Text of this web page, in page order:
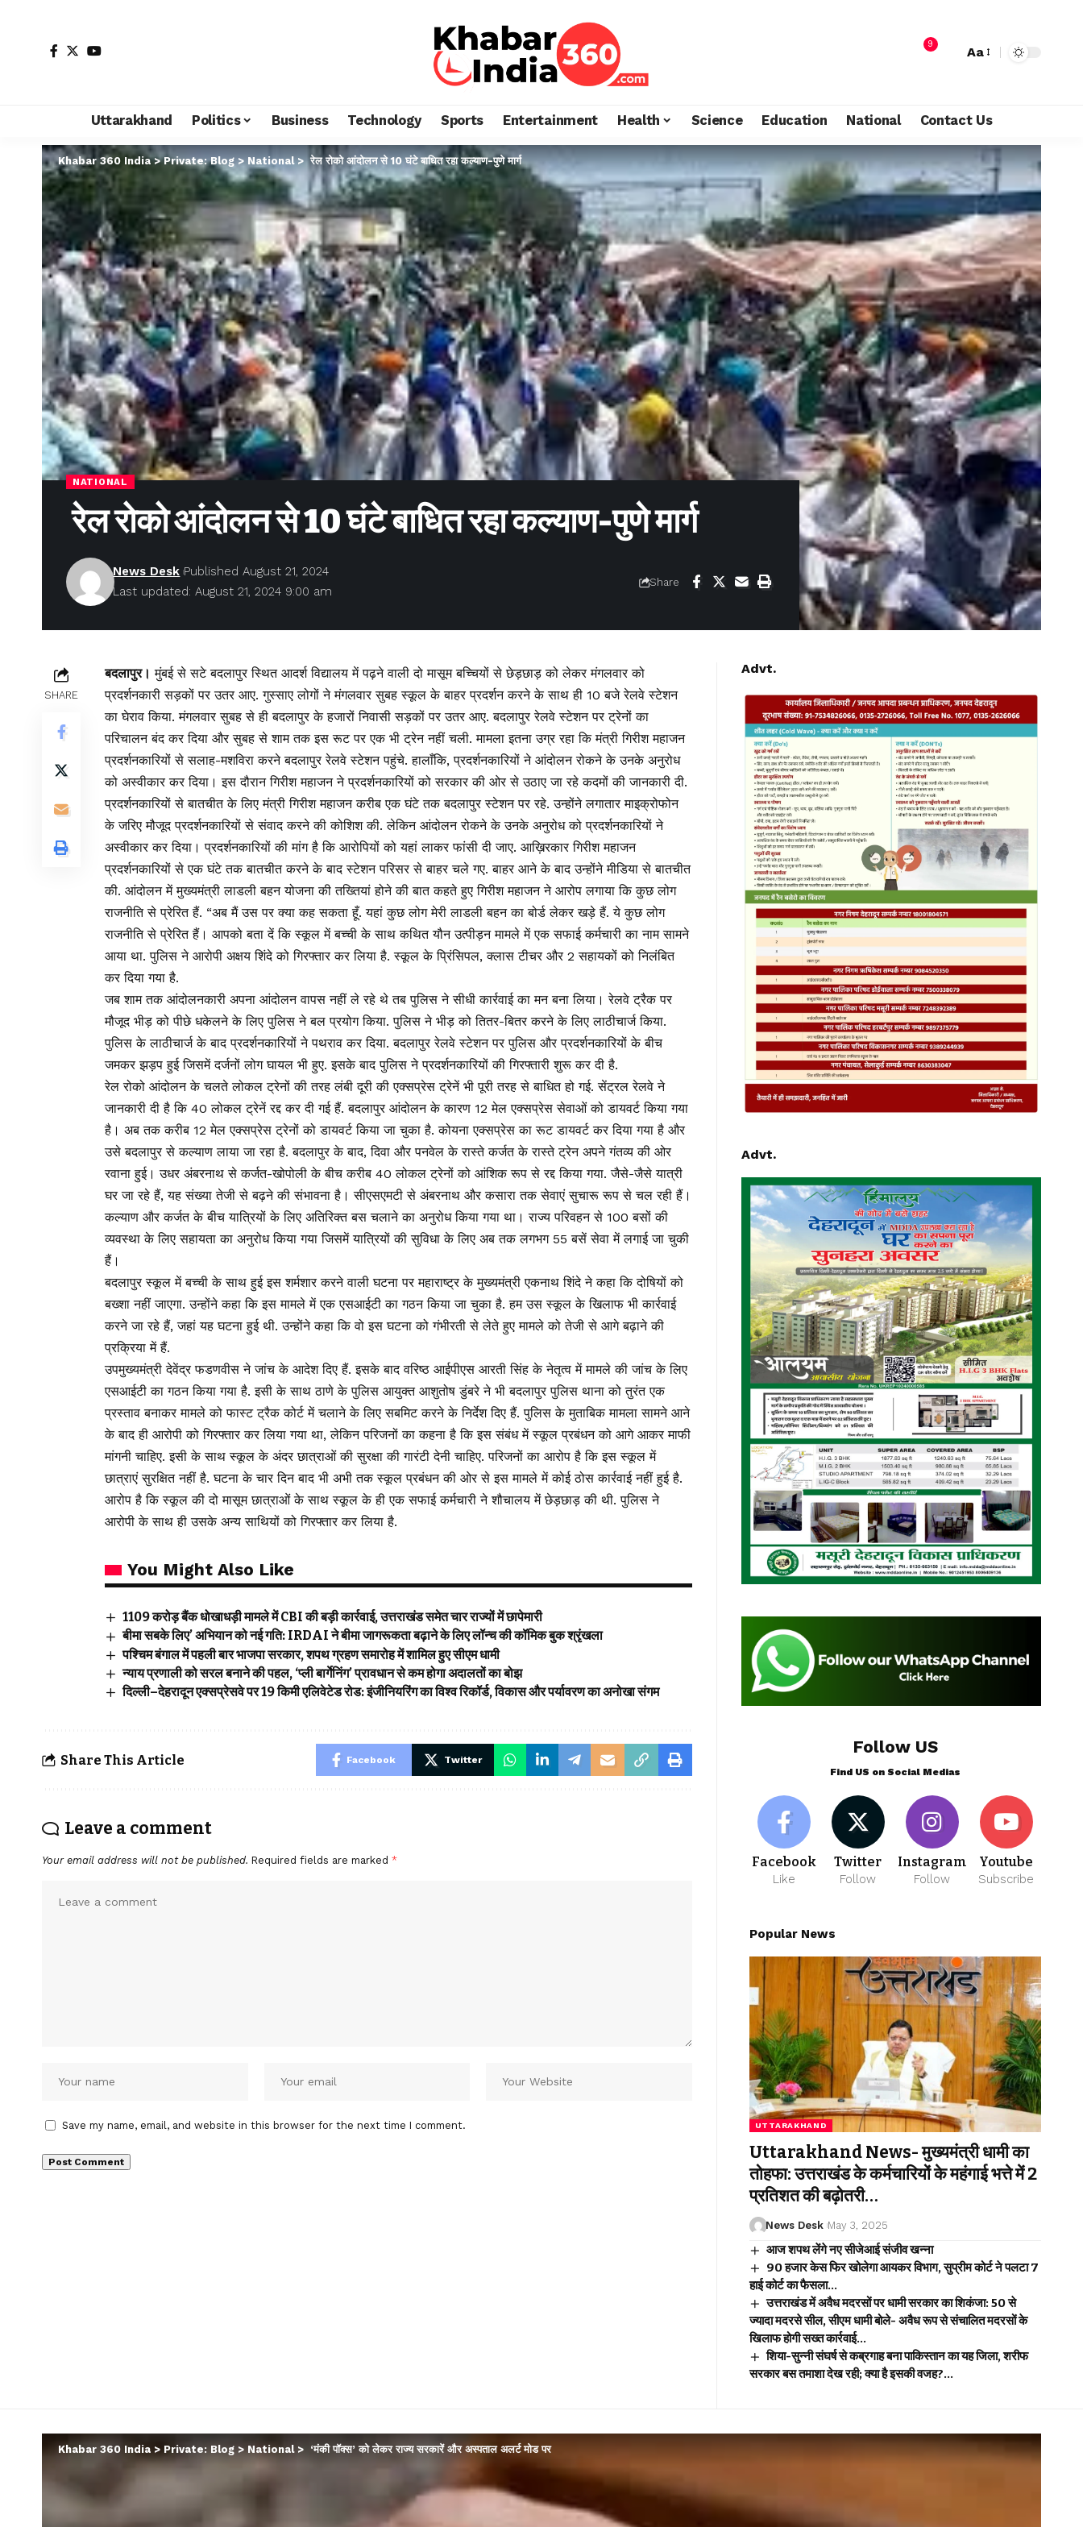
9
Aa
Uttarakhand Politics Business Technology Sports Entertainment Health Science Education National Contact Us
Khabar 360 India>Private: Blog > National>रेल रोको आंदोलन से 10 घंटे बाधित रहा कल्याण-पुणे मार्ग
NATIONAL
रेल रोको आंदोलन से 10 घंटे बाधित रहा कल्याण-पुणे मार्ग
Last updated: August 21, 2024 9:00 am
News Desk Published August 21, 2024
Share
SHARE
बदलापुर।मुंबई से सटे बदलापुर स्थित आदर्श विद्यालय में पढ़ने वाली दो मासूम बच्चियों से छेड़छाड़ को लेकर मंगलवार को
प्रदर्शनकारी सड़कों पर उतर आए. गुस्साए लोगों ने मंगलवार सुबह स्कूल के बाहर प्रदर्शन करने के साथ ही 10 बजे रेलवे स्टेशन
का घेराव किया. मंगलवार सुबह से ही बदलापुर के हजारों निवासी सड़कों पर उतर आए. बदलापुर रेलवे स्टेशन पर ट्रेनों का
परिचालन बंद कर दिया और सुबह से शाम तक इस रूट पर एक भी ट्रेन नहीं चली. मामला इतना उग्र रहा कि मंत्री गिरीश महाजन
प्रदर्शनकारियों से सलाह-मशविरा करने बदलापुर रेलवे स्टेशन पहुंचे. हालाँकि, प्रदर्शनकारियों ने आंदोलन रोकने के उनके अनुरोध
को अस्वीकार कर दिया। इस दौरान गिरीश महाजन ने प्रदर्शनकारियों को सरकार की ओर से उठाए जा रहे कदमों की जानकारी दी.
प्रदर्शनकारियों से बातचीत के लिए मंत्री गिरीश महाजन करीब एक घंटे तक बदलापुर स्टेशन पर रहे. उन्होंने लगातार माइक्रोफोन
के जरिए मौजूद प्रदर्शनकारियों से संवाद करने की कोशिश की. लेकिन आंदोलन रोकने के उनके अनुरोध को प्रदर्शनकारियों ने
अस्वीकार कर दिया। प्रदर्शनकारियों की मांग है कि आरोपियों को यहां लाकर फांसी दी जाए. आख़िरकार गिरीश महाजन
प्रदर्शनकारियों से एक घंटे तक बातचीत करने के बाद स्टेशन परिसर से बाहर चले गए. बाहर आने के बाद उन्होंने मीडिया से बातचीत
की. आंदोलन में मुख्यमंत्री लाडली बहन योजना की तख्तियां होने की बात कहते हुए गिरीश महाजन ने आरोप लगाया कि कुछ लोग
राजनीति से प्रेरित हैं. “अब मैं उस पर क्या कह सकता हूँ. यहां कुछ लोग मेरी लाडली बहन का बोर्ड लेकर खड़े हैं. ये कुछ लोग
राजनीति से प्रेरित हैं। आपको बता दें कि स्कूल में बच्ची के साथ कथित यौन उत्पीड़न मामले में एक सफाई कर्मचारी का नाम सामने
आया था. पुलिस ने आरोपी अक्षय शिंदे को गिरफ्तार कर लिया है. स्कूल के प्रिंसिपल, क्लास टीचर और 2 सहायकों को निलंबित
कर दिया गया है.
जब शाम तक आंदोलनकारी अपना आंदोलन वापस नहीं ले रहे थे तब पुलिस ने सीधी कार्रवाई का मन बना लिया। रेलवे ट्रैक पर
मौजूद भीड़ को पीछे धकेलने के लिए पुलिस ने बल प्रयोग किया. पुलिस ने भीड़ को तितर-बितर करने के लिए लाठीचार्ज किया.
पुलिस के लाठीचार्ज के बाद प्रदर्शनकारियों ने पथराव कर दिया. बदलापुर रेलवे स्टेशन पर पुलिस और प्रदर्शनकारियों के बीच
जमकर झड़प हुई जिसमें दर्जनों लोग घायल भी हुए. इसके बाद पुलिस ने प्रदर्शनकारियों की गिरफ्तारी शुरू कर दी है.
रेल रोको आंदोलन के चलते लोकल ट्रेनों की तरह लंबी दूरी की एक्सप्रेस ट्रेनें भी पूरी तरह से बाधित हो गई. सेंट्रल रेलवे ने
जानकारी दी है कि 40 लोकल ट्रेनें रद्द कर दी गई हैं. बदलापुर आंदोलन के कारण 12 मेल एक्सप्रेस सेवाओं को डायवर्ट किया गया
है। अब तक करीब 12 मेल एक्सप्रेस ट्रेनों को डायवर्ट किया जा चुका है. कोयना एक्सप्रेस का रूट डायवर्ट कर दिया गया है और
उसे बदलापुर से कल्याण लाया जा रहा है. बदलापुर के बाद, दिवा और पनवेल के रास्ते कर्जत के रास्ते ट्रेन अपने गंतव्य की ओर
रवाना हुई। उधर अंबरनाथ से कर्जत-खोपोली के बीच करीब 40 लोकल ट्रेनों को आंशिक रूप से रद्द किया गया. जैसे-जैसे यात्री
घर जा रहे हैं, यह संख्या तेजी से बढ़ने की संभावना है। सीएसएमटी से अंबरनाथ और कसारा तक सेवाएं सुचारू रूप से चल रही हैं।
कल्याण और कर्जत के बीच यात्रियों के लिए अतिरिक्त बस चलाने का अनुरोध किया गया था। राज्य परिवहन से 100 बसों की
व्यवस्था के लिए सहायता का अनुरोध किया गया जिसमें यात्रियों की सुविधा के लिए अब तक लगभग 55 बसें सेवा में लगाई जा चुकी
हैं।
बदलापुर स्कूल में बच्ची के साथ हुई इस शर्मशार करने वाली घटना पर महाराष्ट्र के मुख्यमंत्री एकनाथ शिंदे ने कहा कि दोषियों को
बख्शा नहीं जाएगा. उन्होंने कहा कि इस मामले में एक एसआईटी का गठन किया जा चुका है. हम उस स्कूल के खिलाफ भी कार्रवाई
करने जा रहे हैं, जहां यह घटना हुई थी. उन्होंने कहा कि वो इस घटना को गंभीरती से लेते हुए मामले को तेजी से आगे बढ़ाने की
प्रक्रिया में हैं.
उपमुख्यमंत्री देवेंद्र फडणवीस ने जांच के आदेश दिए हैं. इसके बाद वरिष्ठ आईपीएस आरती सिंह के नेतृत्व में मामले की जांच के लिए
एसआईटी का गठन किया गया है. इसी के साथ ठाणे के पुलिस आयुक्त आशुतोष डुंबरे ने भी बदलापुर पुलिस थाना को तुरंत एक
प्रस्ताव बनाकर मामले को फास्ट ट्रैक कोर्ट में चलाने के लिए सबमिट करने के निर्देश दिए हैं. पुलिस के मुताबिक मामला सामने आने
के बाद ही आरोपी को गिरफ्तार कर लिया गया था, लेकिन परिजनों का कहना है कि इस संबंध में स्कूल प्रबंधन को आगे आकर माफी
मांगनी चाहिए. इसी के साथ स्कूल के अंदर छात्राओं की सुरक्षा की गारंटी देनी चाहिए. परिजनों का आरोप है कि इस स्कूल में
छात्राएं सुरक्षित नहीं है. घटना के चार दिन बाद भी अभी तक स्कूल प्रबंधन की ओर से इस मामले में कोई ठोस कार्रवाई नहीं हुई है.
आरोप है कि स्कूल की दो मासूम छात्राओं के साथ स्कूल के ही एक सफाई कर्मचारी ने शौचालय में छेड़छाड़ की थी. पुलिस ने
आरोपी के साथ ही उसके अन्य साथियों को गिरफ्तार कर लिया है.
You Might Also Like
₹1109 करोड़ बैंक धोखाधड़ी मामले में CBI की बड़ी कार्रवाई, उत्तराखंड समेत चार राज्यों में छापेमारी
बीमा सबके लिए’ अभियान को नई गति: IRDAI ने बीमा जागरूकता बढ़ाने के लिए लॉन्च की कॉमिक बुक श्रृंखला
पश्चिम बंगाल में पहली बार भाजपा सरकार, शपथ ग्रहण समारोह में शामिल हुए सीएम धामी
न्याय प्रणाली को सरल बनाने की पहल, ‘प्ली बार्गेनिंग’ प्रावधान से कम होगा अदालतों का बोझ
दिल्ली–देहरादून एक्सप्रेसवे पर 19 किमी एलिवेटेड रोड: इंजीनियरिंग का विश्व रिकॉर्ड, विकास और पर्यावरण का अनोखा संगम
Share This Article Facebook Twitter
Leave a comment
Your email address will not be published. Required fields are marked *
Save my name, email, and website in this browser for the next time I comment.
Advt.
Advt.
Follow US
Find US on Social Medias
Facebook
Like
Twitter
Follow
Instagram
Follow
Youtube
Subscribe
Popular News
UTTARAKHAND
Uttarakhand News- मुख्यमंत्री धामी का
तोहफा: उत्तराखंड के कर्मचारियों के महंगाई भत्ते में 2
प्रतिशत की बढ़ोतरी…
News Desk May 3, 2025
आज शपथ लेंगे नए सीजेआई संजीव खन्ना
90 हजार केस फिर खोलेगा आयकर विभाग, सुप्रीम कोर्ट ने पलटा 7
हाई कोर्ट का फैसला…
उत्तराखंड में अवैध मदरसों पर धामी सरकार का शिकंजा: 50 से
ज्यादा मदरसे सील, सीएम धामी बोले- अवैध रूप से संचालित मदरसों के
खिलाफ होगी सख्त कार्रवाई…
शिया-सुन्नी संघर्ष से कब्रगाह बना पाकिस्तान का यह जिला, शरीफ
सरकार बस तमाशा देख रही; क्या है इसकी वजह?…
Khabar 360 India > Private: Blog > National> ‘मंकी पॉक्स’ को लेकर राज्य सरकारें और अस्पताल अलर्ट मोड पर